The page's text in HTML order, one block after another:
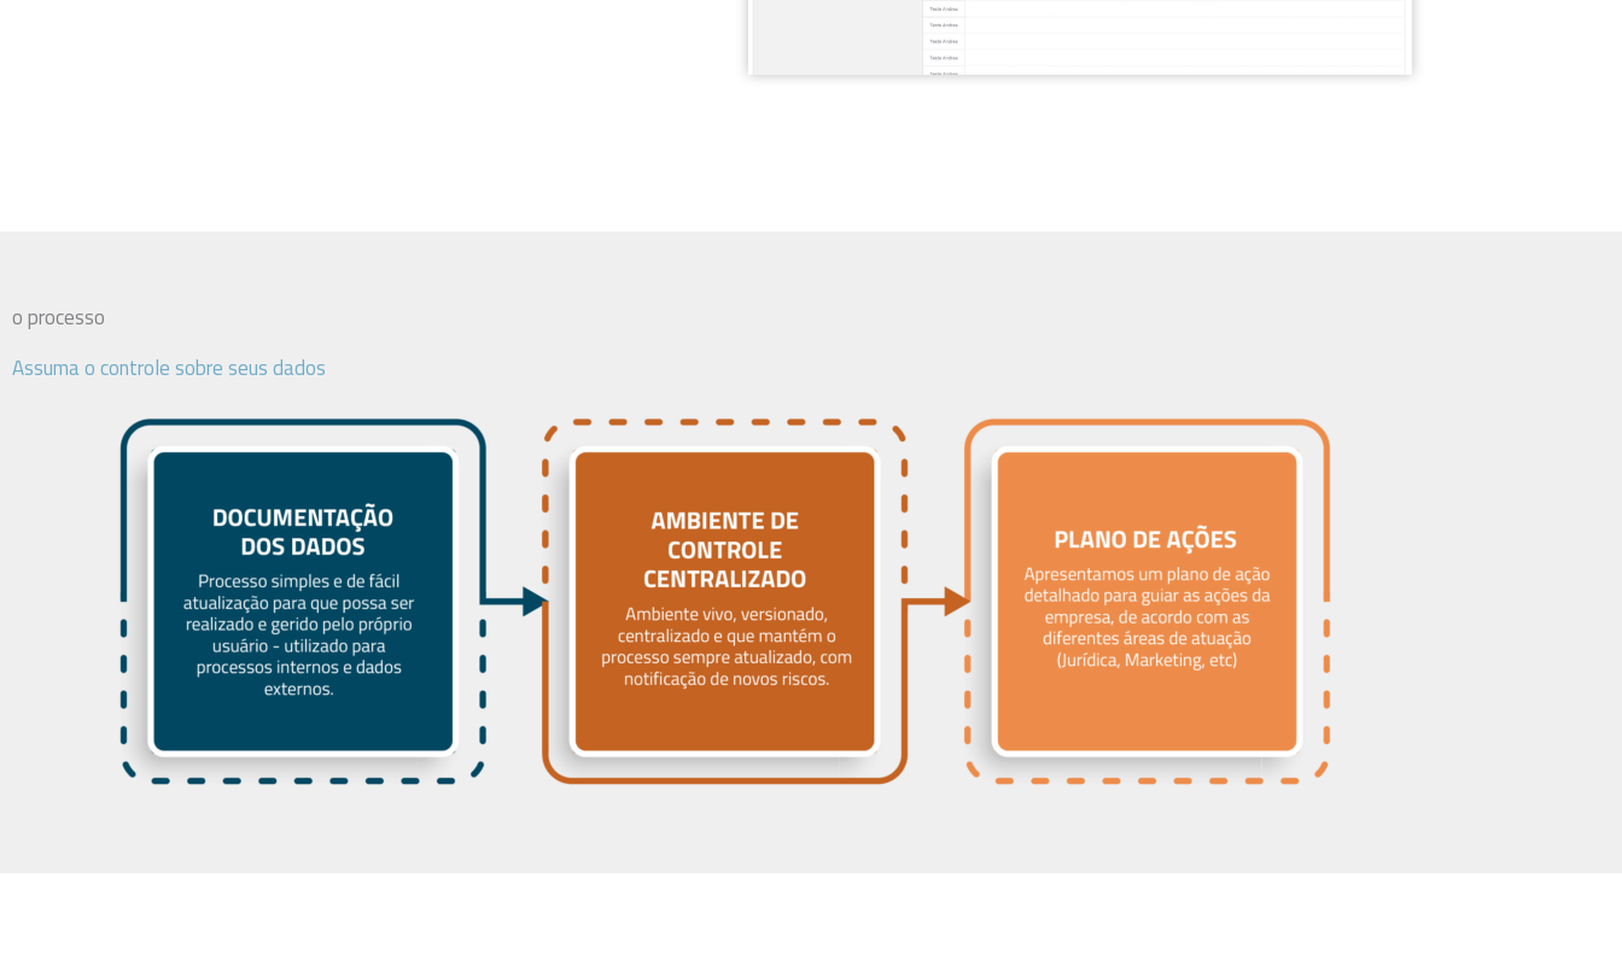
o processo
Assuma o controle sobre seus dados